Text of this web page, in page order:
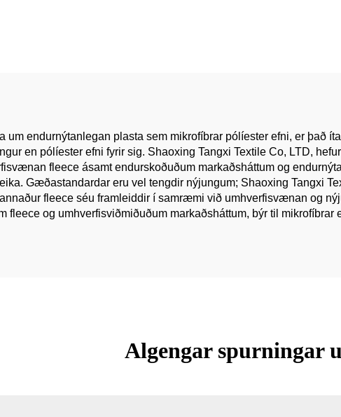
um endurnýtanlegan plasta sem mikrofíbrar pólíester efni, er það
en pólíester efni fyrir sig. Shaoxing Tangxi Textile Co, LTD,
fleece ásamt endurskoðuðum markaðsháttum og
Gæðastandardar eru vel tengdir nýjungum; Shaoxing Tangxi
fleece séu framleiddir í samræmi við umhverfisvænan og
fleece og umhverfisviðmiðuðum markaðsháttum, býr til mikrofíbrar
Algengar spurningar